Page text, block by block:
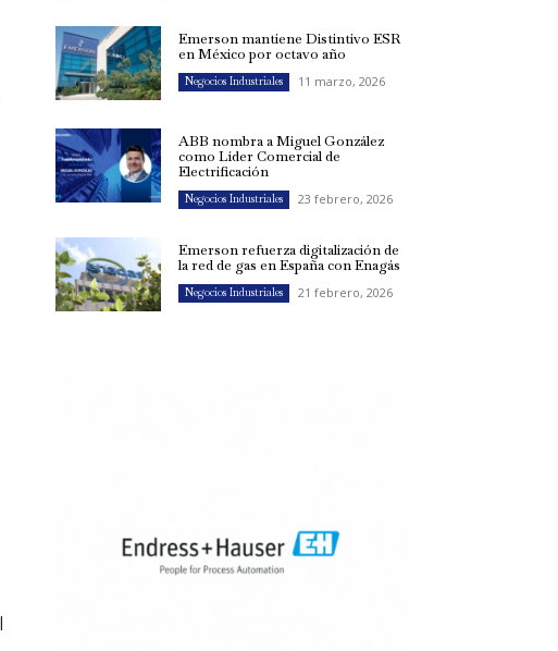
Emerson mantiene Distintivo ESR
en México por octavo año
Negocios Industriales 11 marzo, 2026
ABB nombra a Miguel González
como Líder Comercial de
Electrificación
Negocios Industriales 23 febrero, 2026
Emerson refuerza digitalización de
la red de gas en España con Enagás
Negocios Industriales 21 febrero, 2026